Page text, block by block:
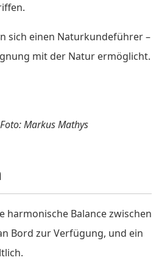
sich einen Naturkundeführer –
mit der Natur ermöglicht.
Markus Mathys
Balance zwischen
Bord zur Verfügung, und ein